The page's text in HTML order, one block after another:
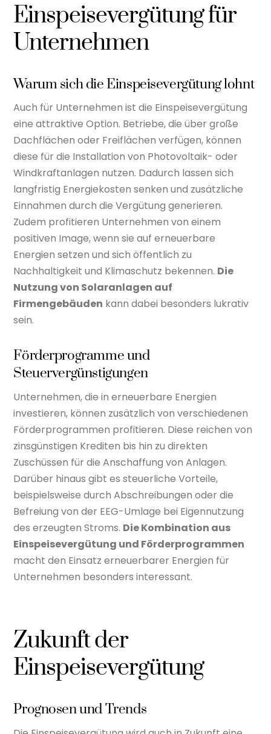
Einspeisevergütung für
Unternehmen
Warum sich die Einspeisevergütung lohnt
Auch für Unternehmen ist die Einspeisevergütung
eine attraktive Option. Betriebe, die über große
Dachflächen oder Freiflächen verfügen, können
diese für die Installation von Photovoltaik- oder
Windkraftanlagen nutzen. Dadurch lassen sich
langfristig Energiekosten senken und zusätzliche
Einnahmen durch die Vergütung generieren.
Zudem profitieren Unternehmen von einem
positiven Image, wenn sie auf erneuerbare
Energien setzen und sich öffentlich zu
Nachhaltigkeit und Klimaschutz bekennen. Die
Nutzung von Solaranlagen auf
Firmengebäuden kann dabei besonders lukrativ
sein.
Förderprogramme und
Steuervergünstigungen
Unternehmen, die in erneuerbare Energien
investieren, können zusätzlich von verschiedenen
Förderprogrammen profitieren. Diese reichen von
zinsgünstigen Krediten bis hin zu direkten
Zuschüssen für die Anschaffung von Anlagen.
Darüber hinaus gibt es steuerliche Vorteile,
beispielsweise durch Abschreibungen oder die
Befreiung von der EEG-Umlage bei Eigennutzung
des erzeugten Stroms. Die Kombination aus
Einspeisevergütung und Förderprogrammen
macht den Einsatz erneuerbarer Energien für
Unternehmen besonders interessant.
Zukunft der
Einspeisevergütung
Prognosen und Trends